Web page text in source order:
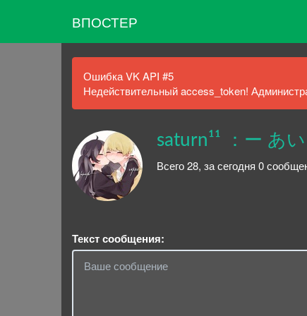
ВПОСТЕР
Ошибка VK API #5
Недействительный access_token!
saturn¹¹ ：ー あ
Всего 28, за сегодня 0
Текст сообщения: